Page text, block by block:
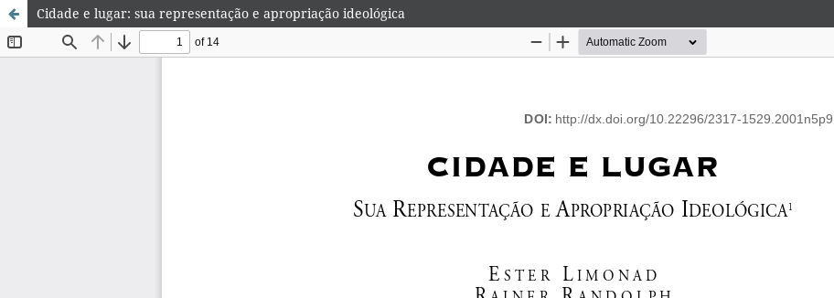
Cidade e lugar: sua representação e apropriação ideológica